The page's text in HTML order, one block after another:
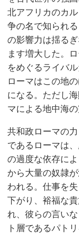
北アフリカのカ
争の名で知られ
の影響力は揺る
ます増大した。
をめぐるライバ
ローマはこの地
になる。ただし
マによる地中海
共和政ローマの
であるローマは
の過度な依存に
から大量の奴隷
われる。仕事を
下がり、裕福な
れ、彼らの言い
ト層であるパト